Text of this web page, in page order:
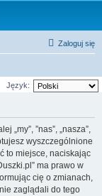
Zaloguj się
Język:
„my”, ”nas”, „nasza”,
wyszczególnione
to miejsce, naciskając
ma prawo w
cię o zmianach,
zaglądali do tego